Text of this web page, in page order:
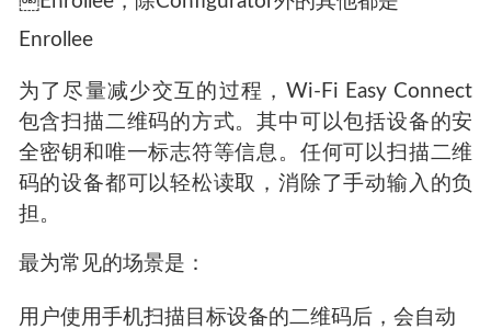
Wi-Fi Easy Connect中包含两个角色类型：
Configurator，可以是手机、平板等移动设备上的
应用程序，AP的Web接口或应用程序接口。
￼Enrollee，除Configurator外的其他都是
包含扫描二维码的方式。其中可以包括设备的安